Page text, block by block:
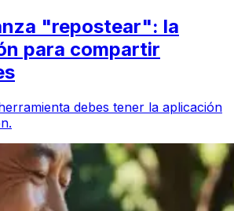
"repostear": la
para compartir
debes tener la aplicación